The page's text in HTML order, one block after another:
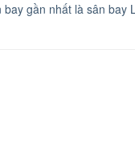
gần nhất là sân bay